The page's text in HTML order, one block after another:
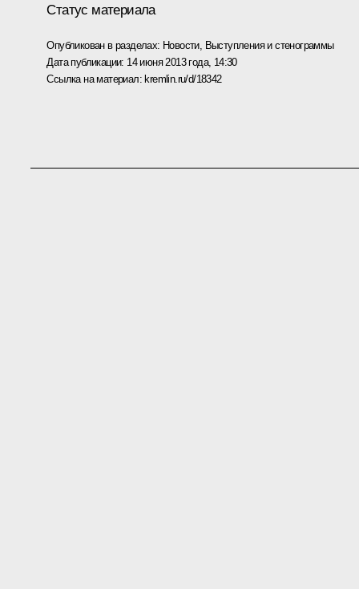
Статус материала
Опубликован в разделах: Новости, Выступления и стенограммы
Дата публикации: 14 июня 2013 года, 14:30
Ссылка на материал: kremlin.ru/d/18342